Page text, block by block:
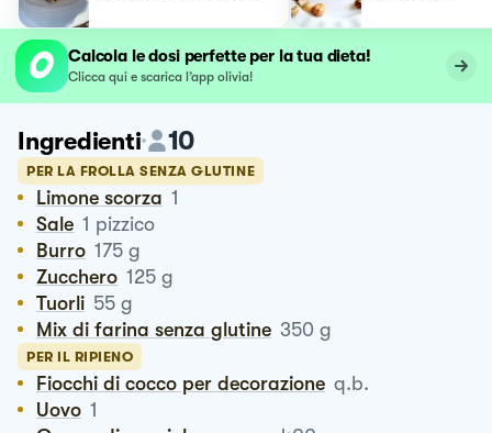
Calcola le dosi perfette per la tua dieta!
Clicca qui e scarica l’app olivia!
Ingredienti 10
PER LA FROLLA SENZA GLUTINE
Limone scorza 1
Sale 1 pizzico
Burro 175 g
Zucchero 125 g
Tuorli 55 g
Mix di farina senza glutine 350 g
PER IL RIPIENO
Fiocchi di cocco per decorazione q.b.
Uovo 1